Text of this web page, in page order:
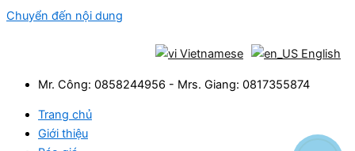
Chuyển đến nội dung
Vietnamese English
Mr. Công: 0858244956 - Mrs. Giang: 0817355874
Trang chủ
Giới thiệu